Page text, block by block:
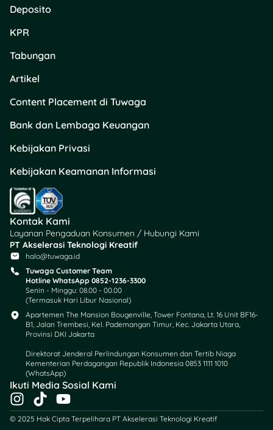
Deposito
KPR
Tabungan
Artikel
Content Placement di Tuwaga
Bank dan Lembaga Keuangan
Kebijakan Privasi
Kebijakan Keamanan Informasi
Kontak Kami
Layanan Pengaduan Konsumen / Hubungi Kami
PT Akselerasi Teknologi Kreatif
halo@tuwaga.id
Tuwaga Customer Team
Hotline WhatsApp 0852-1236-3300
Senin - Minggu: 08.00 - 00.00
(Termasuk Hari Libur Nasional)
Apartemen The Mansion Bougenville, Tower Fontana, Lt. 16 Unit BF16-
B1, Jalan Trembesi, Kel. Pademangan Timur, Kec. Jakarta Utara,
Provinsi DKI Jakarta
Direktorat Jenderal Perlindungan Konsumen dan Tertib Niaga
Kementerian Perdagangan Republik Indonesia 0853 1111 1010
(WhatsApp)​
Ikuti Media Sosial Kami
I
n
T
i
Y
o
© 2025 Hak Cipta Terpelihara PT Akselerasi Teknologi Kreatif